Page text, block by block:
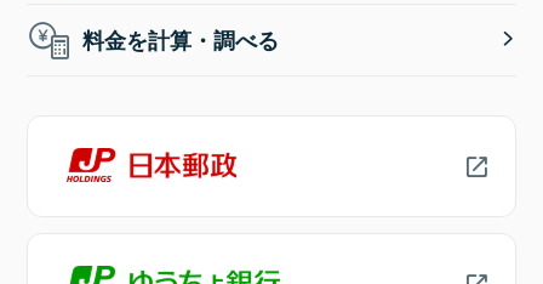
料金を計算・調べる